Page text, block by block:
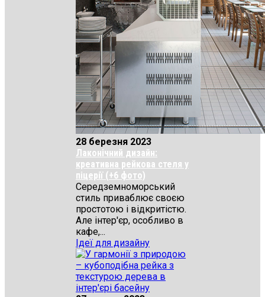
28 березня 2023
Лаконічний дизайн:
креативна рейкова стеля у
піцерії (+6 фото)
Середземноморський
стиль приваблює своєю
простотою і відкритістю.
Але інтер'єр, особливо в
кафе,...
Ідеї для дизайну